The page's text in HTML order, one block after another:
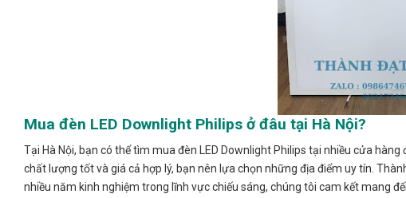
Mua đèn LED Downlight Philips ở đâu tại Hà Nội?
Tại Hà Nội, bạn có thể tìm mua đèn LED Downlight Philips tại nhiều cửa
chất lượng tốt và giá cả hợp lý, bạn nên lựa chọn những địa điểm uy tín.
nhiều năm kinh nghiệm trong lĩnh vực chiếu sáng, chúng tôi cam kết mang